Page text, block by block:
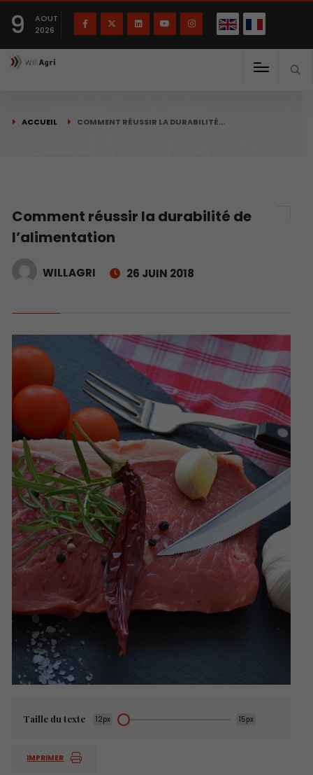
9
AOUT
2026
ACCUEIL COMMENT RÉUSSIR LA DURABILITÉ…
Comment réussir la durabilité de
l’alimentation
WILLAGRI 26 JUIN 2018
Taille du texte 12px 15px
IMPRIMER
Français English(English)